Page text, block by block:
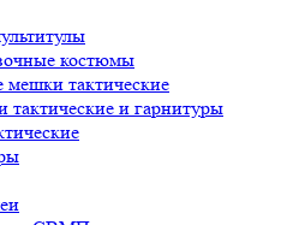
костюмы
тактические
и гарнитуры